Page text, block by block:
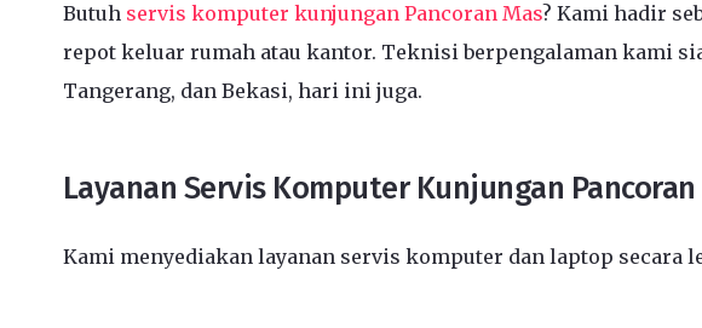
Butuh servis komputer kunjungan Pancoran Mas? Kami hadir
repot keluar rumah atau kantor. Teknisi berpengalaman kami
Tangerang, dan Bekasi, hari ini juga.
Layanan Servis Komputer Kunjungan Pancoran
Kami menyediakan layanan servis komputer dan laptop secara